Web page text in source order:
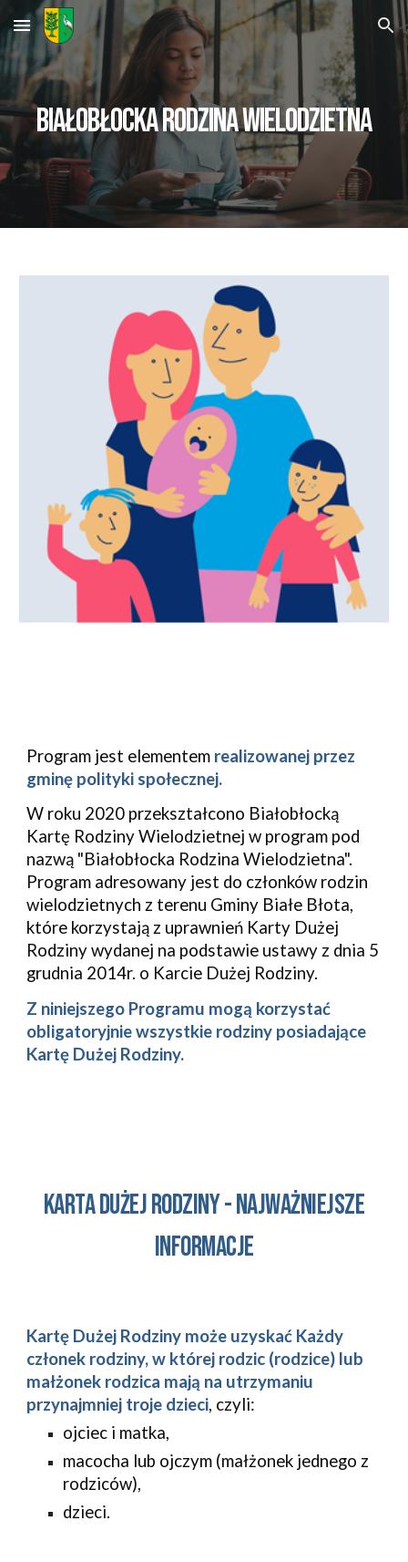
Skip to main content Skip to navigation
BIAŁOBŁOCKA RODZINA WIELODZIETNA
Program jest elementem realizowanej przez
gminę polityki społecznej.
W roku 2020 przekształcono Białobłocką
Kartę Rodziny Wielodzietnej w program pod
nazwą "Białobłocka Rodzina Wielodzietna".
Program adresowany jest do członków rodzin
wielodzietnych z terenu Gminy Białe Błota,
które korzystają z uprawnień Karty Dużej
Rodziny wydanej na podstawie ustawy z dnia 5
grudnia 2014r. o Karcie Dużej Rodziny.
Z niniejszego Programu mogą korzystać
obligatoryjnie wszystkie rodziny posiadające
Kartę Dużej Rodziny.
Kartadużej rodziny- najważniejsze
informacje
Kartę Dużej Rodziny może uzyskać Każdy
członek rodziny, w której rodzic (rodzice) lub
małżonek rodzica mają na utrzymaniu
przynajmniej troje dzieci, czyli:
ojciec i matka,
macocha lub ojczym (małżonek jednego z
rodziców),
dzieci.